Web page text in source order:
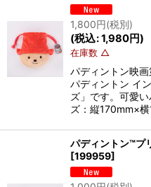
1,800円(税別)
(税込:1,980円)
在庫数 △
パディントン映
パディントン イ
ズ」です。可愛
ズ：縦170mm×
パディントン™
[199959]